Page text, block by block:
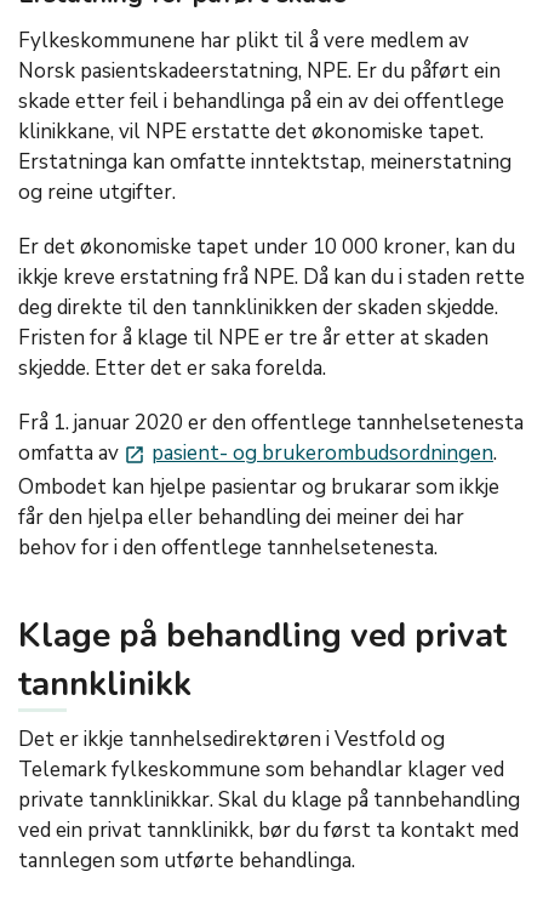
Fylkeskommunene har plikt til å vere medlem av
Norsk pasientskadeerstatning, NPE. Er du påført ein
skade etter feil i behandlinga på ein av dei offentlege
klinikkane, vil NPE erstatte det økonomiske tapet.
Erstatninga kan omfatte inntektstap, meinerstatning
og reine utgifter.
Er det økonomiske tapet under 10 000 kroner, kan du
ikkje kreve erstatning frå NPE. Då kan du i staden rette
deg direkte til den tannklinikken der skaden skjedde.
Fristen for å klage til NPE er tre år etter at skaden
skjedde. Etter det er saka forelda.
Frå 1. januar 2020 er den offentlege tannhelsetenesta
omfatta av launch pasient- og brukerombudsordningen.
Ombodet kan hjelpe pasientar og brukarar som ikkje
får den hjelpa eller behandling dei meiner dei har
behov for i den offentlege tannhelsetenesta.
Klage på behandling ved privat
tannklinikk
Det er ikkje tannhelsedirektøren i Vestfold og
Telemark fylkeskommune som behandlar klager ved
private tannklinikkar. Skal du klage på tannbehandling
ved ein privat tannklinikk, bør du først ta kontakt med
tannlegen som utførte behandlinga.